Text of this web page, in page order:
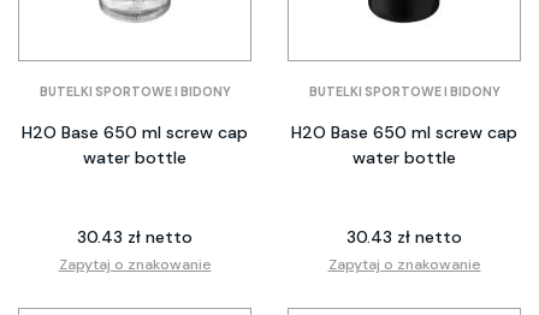
BUTELKI SPORTOWE I BIDONY
H2O Base 650 ml screw cap
water bottle
30.43 zł netto
Zapytaj o znakowanie
BUTELKI SPORTOWE I BIDONY
H2O Base 650 ml screw cap
water bottle
30.43 zł netto
Zapytaj o znakowanie